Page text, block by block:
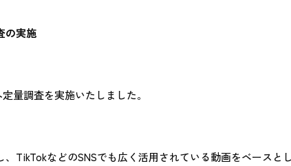
の実施
量調査を実施いたしました。
、TikTokなどのSNSでも広く活用されている動画をベースと